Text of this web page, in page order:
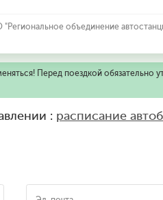
объединение
Перед поездкой обязательно
: расписание